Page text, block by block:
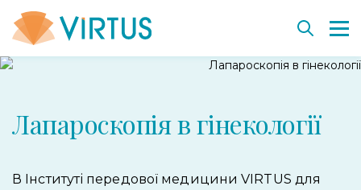
Пластична хірургія
Корекція ваги
Напрямки
Ключові напрямки
Команда VIRTUS
Вакансії
Дерматохірургія. Пройти навчання
Клітинне омолодження і терапія
Консультанти SmartCell
Лапароскопія в гінекології
В Інституті передової медицини VIRTUS для